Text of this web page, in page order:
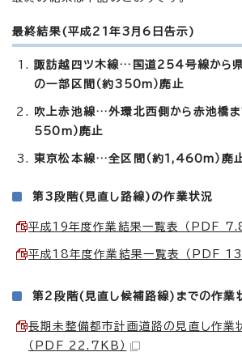
最終結果(平成21年3月6日告示)
諏訪越四ツ木線…国道254号線から
の一部区間（約350m）廃止
吹上赤池線…外環北西側から赤池橋ま
550m）廃止
東京松本線…全区間（約1,460m）廃
第3段階(見直し路線)の作業状況
平成19年度作業結果一覧表 （PDF
平成18年度作業結果一覧表 （PDF
第2段階(見直し候補路線)までの作業
長期未整備都市計画道路の見直し作業状
（PDF 22.7KB）